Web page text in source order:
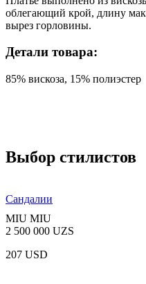
облегающий крой, длину
вырез горловины.
Детали товара:
85% вискоза, 15% полиэстер
Выбор стилистов
Сандалии
MIU MIU
2 500 000 UZS
207 USD